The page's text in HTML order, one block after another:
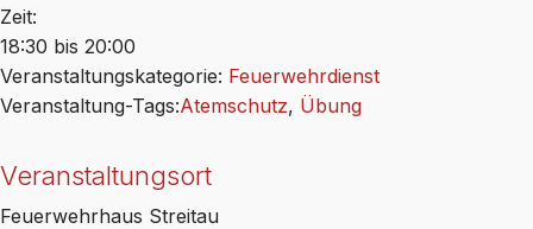
Zeit:
18:30 bis 20:00
Veranstaltungskategorie: Feuerwehrdienst
Veranstaltung-Tags:Atemschutz, Übung
Veranstaltungsort
Feuerwehrhaus Streitau